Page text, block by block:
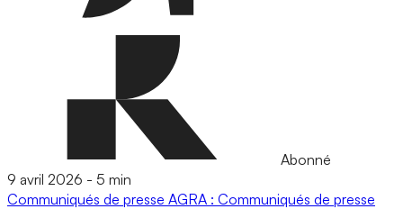
Abonné
9 avril 2026 - 5 min
Communiqués de presse AGRA : Communiqués de presse